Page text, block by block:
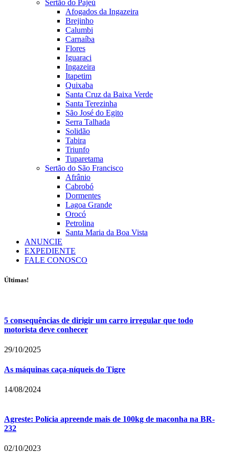
Sertão do Pajeú
Afogados da Ingazeira
Brejinho
Calumbi
Carnaíba
Flores
Iguaraci
Ingazeira
Itapetim
Quixaba
Santa Cruz da Baixa Verde
Santa Terezinha
São José do Egito
Serra Talhada
Solidão
Tabira
Triunfo
Tuparetama
Sertão do São Francisco
Afrânio
Cabrobó
Dormentes
Lagoa Grande
Orocó
Petrolina
Santa Maria da Boa Vista
ANUNCIE
EXPEDIENTE
FALE CONOSCO
Últimas!
5 consequências de dirigir um carro irregular que todo
motorista deve conhecer
29/10/2025
As máquinas caça-níqueis do Tigre
14/08/2024
Agreste: Polícia apreende mais de 100kg de maconha na BR-
232
02/10/2023